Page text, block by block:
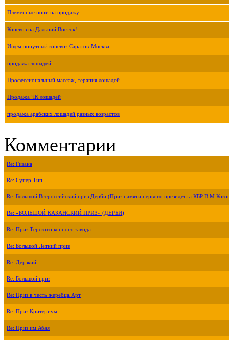
Племенные пони на продажу.
Коневоз на Дальний Восток!
Ищем попутный коневоз Саратов-Москва
продажа лошадей
Профессиональный массаж, терапия лошадей
Продажа ЧК лошадей
продажа арабских лошадей разных возрастов
Комментарии
Re: Гизана
Re: Супер Тип
Re: Большой Всероссийский приз Дерби (Приз памяти первого президента КБР
Re: «БОЛЬШОЙ КАЗАНСКИЙ ПРИЗ» (ДЕРБИ)
Re: Приз Терского конного завода
Re: Большой Летний приз
Re: Дерзкий
Re: Большой приз
Re: Приз в честь жеребца Арт
Re: Приз Критериум
Re: Приз им.Абая